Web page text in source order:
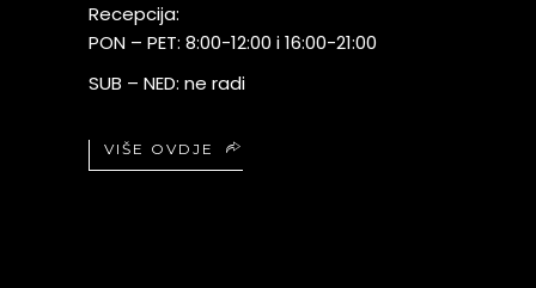
Recepcija:
PON – PET: 8:00-12:00 i 16:00-21:00
SUB – NED: ne radi
VIŠE OVDJE